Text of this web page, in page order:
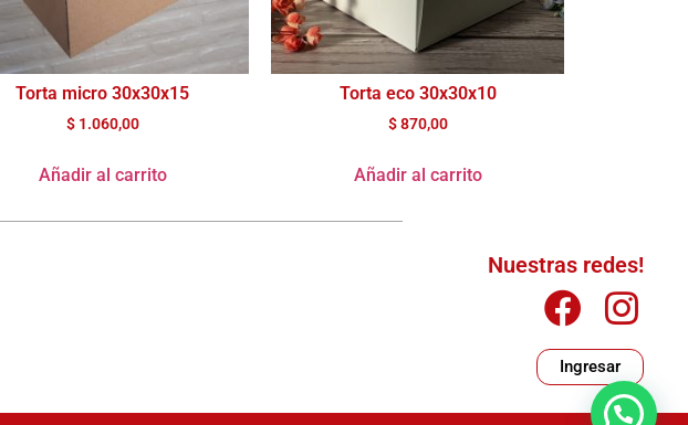
Torta micro 30x30x15
$1.060,00
Añadir al carrito
Torta eco 30x30x10
$870,00
Añadir al carrito
Nuestras redes!
Ingresar